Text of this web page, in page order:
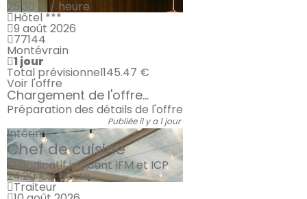
25.30 € / heure
Hôtel ***
9 août 2026
77144
Montévrain
1 jour
Total prévisionnel145.47 €
Voir l'offre
Chargement de l'offre...
Préparation des détails de l'offre
Publiée il y a 1 jour
Intérim
Chef de cuisine
TH indicatif incluant IFM et ICP
24.20 € / heure
Traiteur